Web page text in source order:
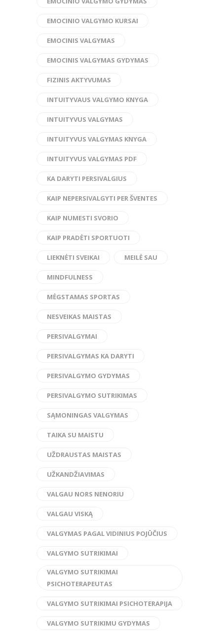
EMOCINIO VALGYMO KURSAI
EMOCINIS VALGYMAS
EMOCINIS VALGYMAS GYDYMAS
FIZINIS AKTYVUMAS
INTUITYVAUS VALGYMO KNYGA
INTUITYVUS VALGYMAS
INTUITYVUS VALGYMAS KNYGA
INTUITYVUS VALGYMAS PDF
KA DARYTI PERSIVALGIUS
KAIP NEPERSIVALGYTI PER ŠVENTES
KAIP NUMESTI SVORIO
KAIP PRADĖTI SPORTUOTI
LIEKNĖTI SVEIKAI MEILĖ SAU
MINDFULNESS
MĖGSTAMAS SPORTAS
NESVEIKAS MAISTAS
PERSIVALGYMAI
PERSIVALGYMAS KA DARYTI
PERSIVALGYMO GYDYMAS
PERSIVALGYMO SUTRIKIMAS
SĄMONINGAS VALGYMAS
TAIKA SU MAISTU
UŽDRAUSTAS MAISTAS
UŽKANDŽIAVIMAS
VALGAU NORS NENORIU
VALGAU VISKĄ
VALGYMAS PAGAL VIDINIUS POJŪČIUS
VALGYMO SUTRIKIMAI
VALGYMO SUTRIKIMAI
PSICHOTERAPEUTAS
VALGYMO SUTRIKIMAI PSICHOTERAPIJA
VALGYMO SUTRIKIMU GYDYMAS